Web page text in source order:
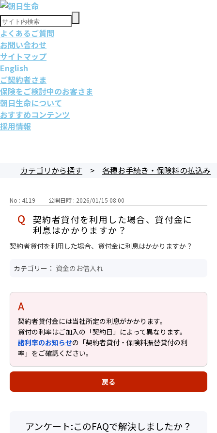
よくあるご質問
お問い合わせ
サイトマップ
English
ご契約者さま
保険をご検討中のお客さま
朝日生命について
おすすめコンテンツ
採用情報
カテゴリから探す > 各種お手続き・保険料の払込み
No : 4119 公開日時 : 2026/01/15 08:00
契約者貸付を利用した場合、貸付金に
利息はかかりますか？
契約者貸付を利用した場合、貸付金に利息はかかりますか？
カテゴリー： 資金のお借入れ
契約者貸付金には当社所定の利息がかかります。
貸付の利率はご加入の「契約日」によって異なります。
諸利率のお知らせの「契約者貸付・保険料振替貸付の利
率」をご確認ください。
戻る
アンケート:このFAQで解決しましたか？